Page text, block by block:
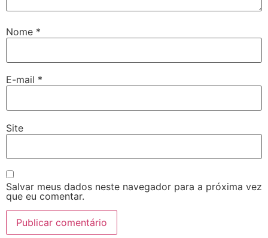
Nome *
E-mail *
Site
Salvar meus dados neste navegador para a próxima vez
que eu comentar.